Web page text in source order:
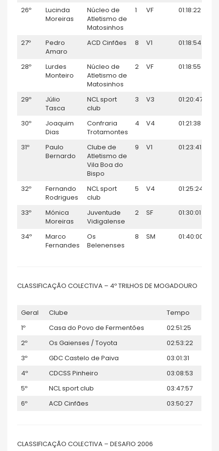
26º
Lucinda
Moreiras
Núcleo de
Atletismo de
Matosinhos
1 VF 01:18:22
27º
Pedro
Amaro
ACD Cinfães 8 V1 01:18:54
28º
Lurdes
Monteiro
Núcleo de
Atletismo de
Matosinhos
2 VF 01:18:55
29º
Júlio
Tasca
NCL sport
club
3 V3 01:20:47
30º
Joaquim
Dias
Confraria
Trotamontes
4 V4 01:21:38
31º
Paulo
Bernardo
Clube de
Atletismo de
Vila Boa do
Bispo
9 V1 01:23:41
32º
Fernando
Rodrigues
NCL sport
club
5 V4 01:25:24
33º
Mónica
Moreiras
Juventude
Vidigalense
2 SF 01:30:01
34º
Marco
Fernandes
Os
Belenenses
8 SM 01:40:00
CLASSIFICAÇÃO COLECTIVA – 4º TRILHOS DE MOGADOURO
Geral Clube
Tempo
1º
Casa do Povo de Fermentões
02:51:25
2º
Os Gaienses / Toyota
02:53:22
3º
GDC Castelo de Paiva
03:01:31
4º
CDCSS Pinheiro
03:08:53
5º
NCL sport club
03:47:57
6º
ACD Cinfães 03:50:27
CLASSIFICAÇÃO COLECTIVA – DESAFIO 2006